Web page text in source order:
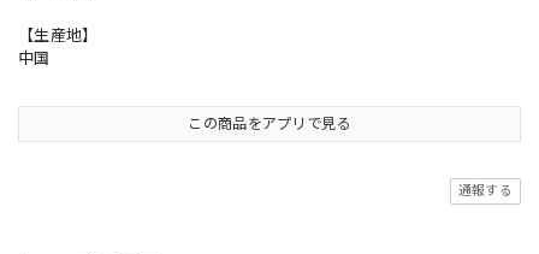
【生産地】
中国
この商品をアプリで見る
通報する